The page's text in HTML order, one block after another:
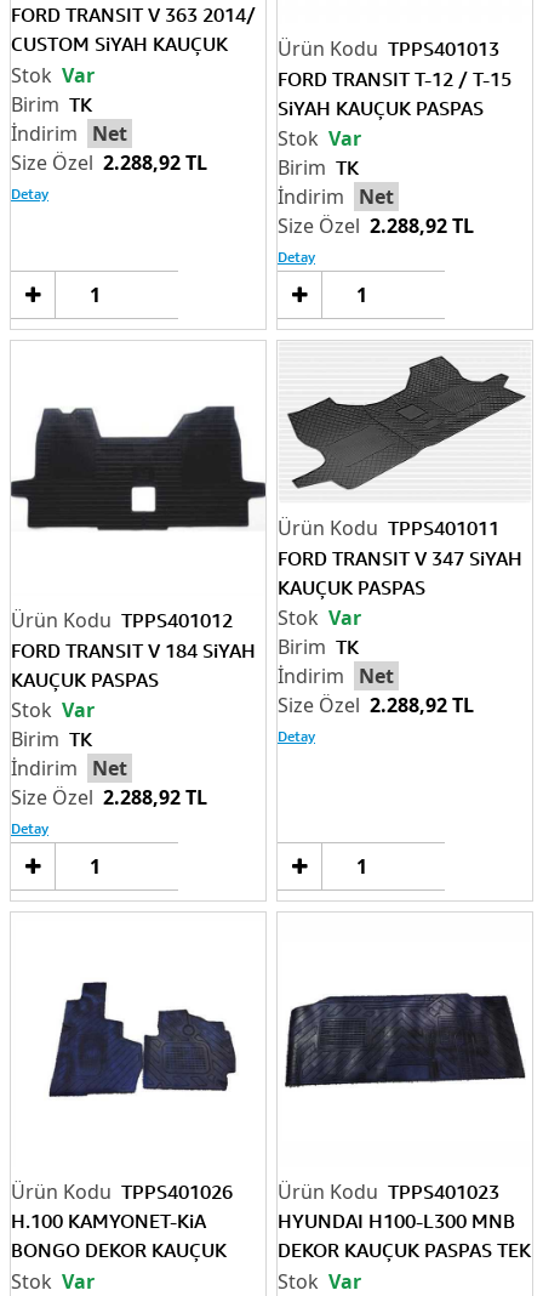
FORD TRANSIT V 363 2014/
CUSTOM SiYAH KAUÇUK
PASPAS
TK
Net
2.288,92 TL
Var
Detay
Sepete
TPPS401013
FORD TRANSIT T-12 / T-15
SiYAH KAUÇUK PASPAS
TK
Net
2.288,92 TL
Var
Detay
TPPS401012
FORD TRANSIT V 184 SiYAH
KAUÇUK PASPAS
TK
Net
2.288,92 TL
Var
Detay
Sepete
TPPS401011
FORD TRANSIT V 347 SiYAH
KAUÇUK PASPAS
TK
Net
2.288,92 TL
Var
Detay
TPPS401026
H.100 KAMYONET-KiA
BONGO DEKOR KAUÇUK
PASPAS 2 PARÇA
Var
TPPS401023
HYUNDAI H100-L300 MNB
DEKOR KAUÇUK PASPAS TEK
PARÇAVar